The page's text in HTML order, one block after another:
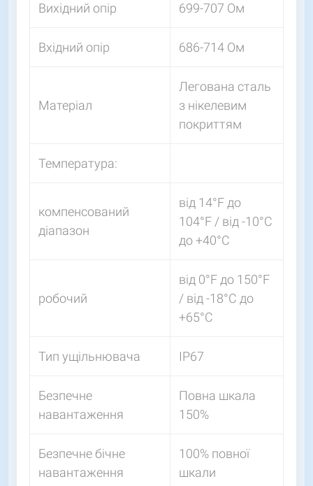
Вихідний опір 699-707 Ом
Вхідний опір 686-714 Ом
Матеріал
Легована сталь
з нікелевим
покриттям
Температура:
компенсований
діапазон
від 14°F до
104°F / від -10°С
до +40°С
робочий
від 0°F до 150°F
/ від -18°С до
+65°С
Тип ущільнювача IP67
Безпечне
навантаження
Повна шкала
150%
Безпечне бічне
навантаження
100% повної
шкали